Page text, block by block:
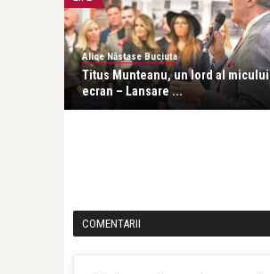
Alice Năstase Buciuta
Titus Munteanu, un lord al micului
ecran – Lansare ...
COMENTARII